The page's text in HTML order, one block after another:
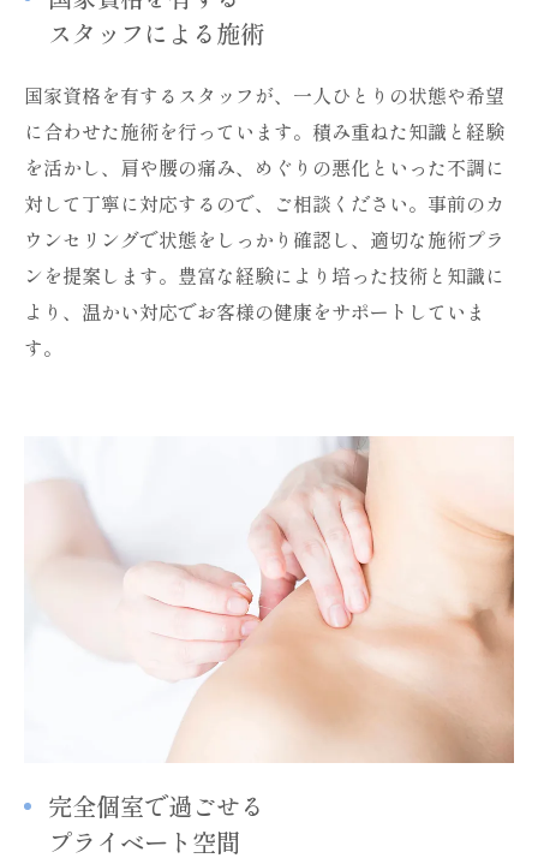
スタッフによる施術
国家資格を有するスタッフが、一人ひとりの状態や希望
に合わせた施術を行っています。積み重ねた知識と経験
を活かし、肩や腰の痛み、めぐりの悪化といった不調に
対して丁寧に対応するので、ご相談ください。事前のカ
ウンセリングで状態をしっかり確認し、適切な施術プラ
ンを提案します。豊富な経験により培った技術と知識に
より、温かい対応でお客様の健康をサポートしていま
す。
完全個室で過ごせる
プライベート空間